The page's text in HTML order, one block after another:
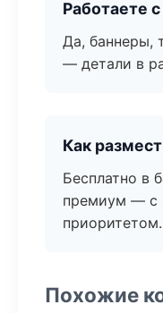
Работаете
Да, баннеры,
— детали в
Как
Бесплатно в
премиум — с
приоритетом.
Похожие